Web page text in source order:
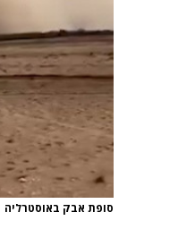
סופת אבק באוסטרליה